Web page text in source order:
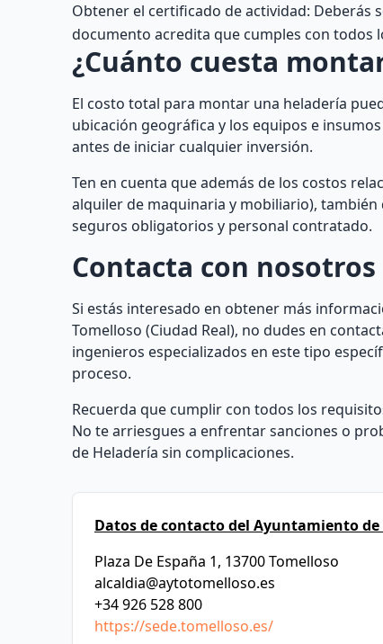
Obtener el certificado de actividad: Deberás
documento acredita que cumples con todos
¿Cuánto cuesta
El costo total para montar una heladería
ubicación geográfica y los equipos e
antes de iniciar cualquier inversión.
Ten en cuenta que además de los costos
alquiler de maquinaria y mobiliario),
seguros obligatorios y personal contratado.
Contacta con nosotros
Si estás interesado en obtener más
Tomelloso (Ciudad Real), no dudes en
ingenieros especializados en este tipo
proceso.
Recuerda que cumplir con todos los
No te arriesgues a enfrentar sanciones o
de Heladería sin complicaciones.
Datos de contacto del Ayuntamiento de
Plaza De España 1, 13700 Tomelloso
alcaldia@aytotomelloso.es
+34 926 528 800
https://sede.tomelloso.es/